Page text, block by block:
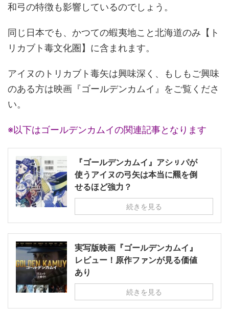
和弓の特徴も影響しているのでしょう。
同じ日本でも、かつての蝦夷地こと北海道のみ【ト
リカブト毒文化圏】に含まれます。
アイヌのトリカブト毒矢は興味深く、もしもご興味
のある方は映画『ゴールデンカムイ』をご覧くださ
い。
※以下はゴールデンカムイの関連記事となります
『ゴールデンカムイ』アシㇼパが
使うアイヌの弓矢は本当に羆を倒
せるほど強力？
続きを見る
実写版映画『ゴールデンカムイ』
レビュー！原作ファンが見る価値
あり
続きを見る